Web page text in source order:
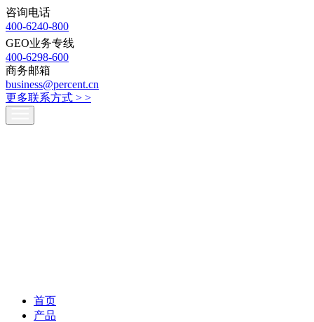
咨询电话
400-6240-800
GEO业务专线
400-6298-600
商务邮箱
business@percent.cn
更多联系方式 > >
首页
产品